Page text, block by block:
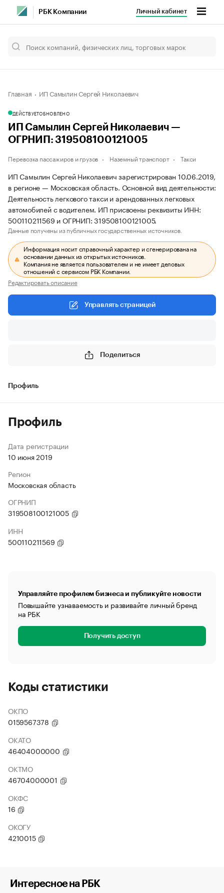
РБК Компании Личный кабинет
Главная ИП Самылин Сергей Николаевич
ДЕЙСТВУЕТОБНОВЛЕНО
ИП Самылин Сергей Николаевич —
ОГРНИП: 319508100121005
Перевозка пассажиров и грузов Наземный транспорт Такси
ИП Самылин Сергей Николаевич зарегистрирован 10.06.2019,
в регионе — Московская область. Основной вид деятельности:
Деятельность легкового такси и арендованных легковых
автомобилей с водителем. ИП присвоены реквизиты ИНН:
500110211569 и ОГРНИП: 319508100121005.
Данные получены из публичных государственных источников.
Информация носит справочный характер и сгенерирована на
основании данных из открытых источников.
Компания не является пользователем и не имеет деловых
отношений с сервисом РБК Компании.
Редактировать описание
Управлять страницей
Поделиться
Профиль
Профиль
Дата регистрации
10 июня 2019
Регион
Московская область
ОГРНИП
319508100121005
ИНН
500110211569
Управляйте профилем бизнеса и публикуйте новости
Повышайте узнаваемость и развивайте личный бренд
на РБК
Получить доступ
Коды статистики
ОКПО
0159567378
ОКАТО
46404000000
ОКТМО
46704000001
ОКФС
16
ОКОГУ
4210015
Интересное на РБК